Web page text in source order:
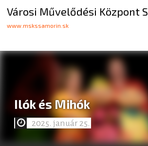
Városi Művelődési Központ
www.mskssamorin.sk
Ilók és Mihók
2025. január 25.